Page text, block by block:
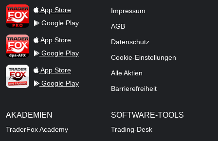
TraderFox ProApp Store
Google Play
TraderFox dpa-AFX ProFeed
App Store
Google Play
TraderFox Live Trading
App Store
Google Play
Impressum
AGB
Datenschutz
Cookie-Einstellungen
Alle Aktien
Barrierefreiheit
AKADEMIEN
TraderFox Academy
SOFTWARE-TOOLS
Trading-Desk